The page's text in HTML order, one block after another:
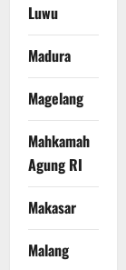
Luwu
Madura
Magelang
Mahkamah
Agung RI
Makasar
Malang